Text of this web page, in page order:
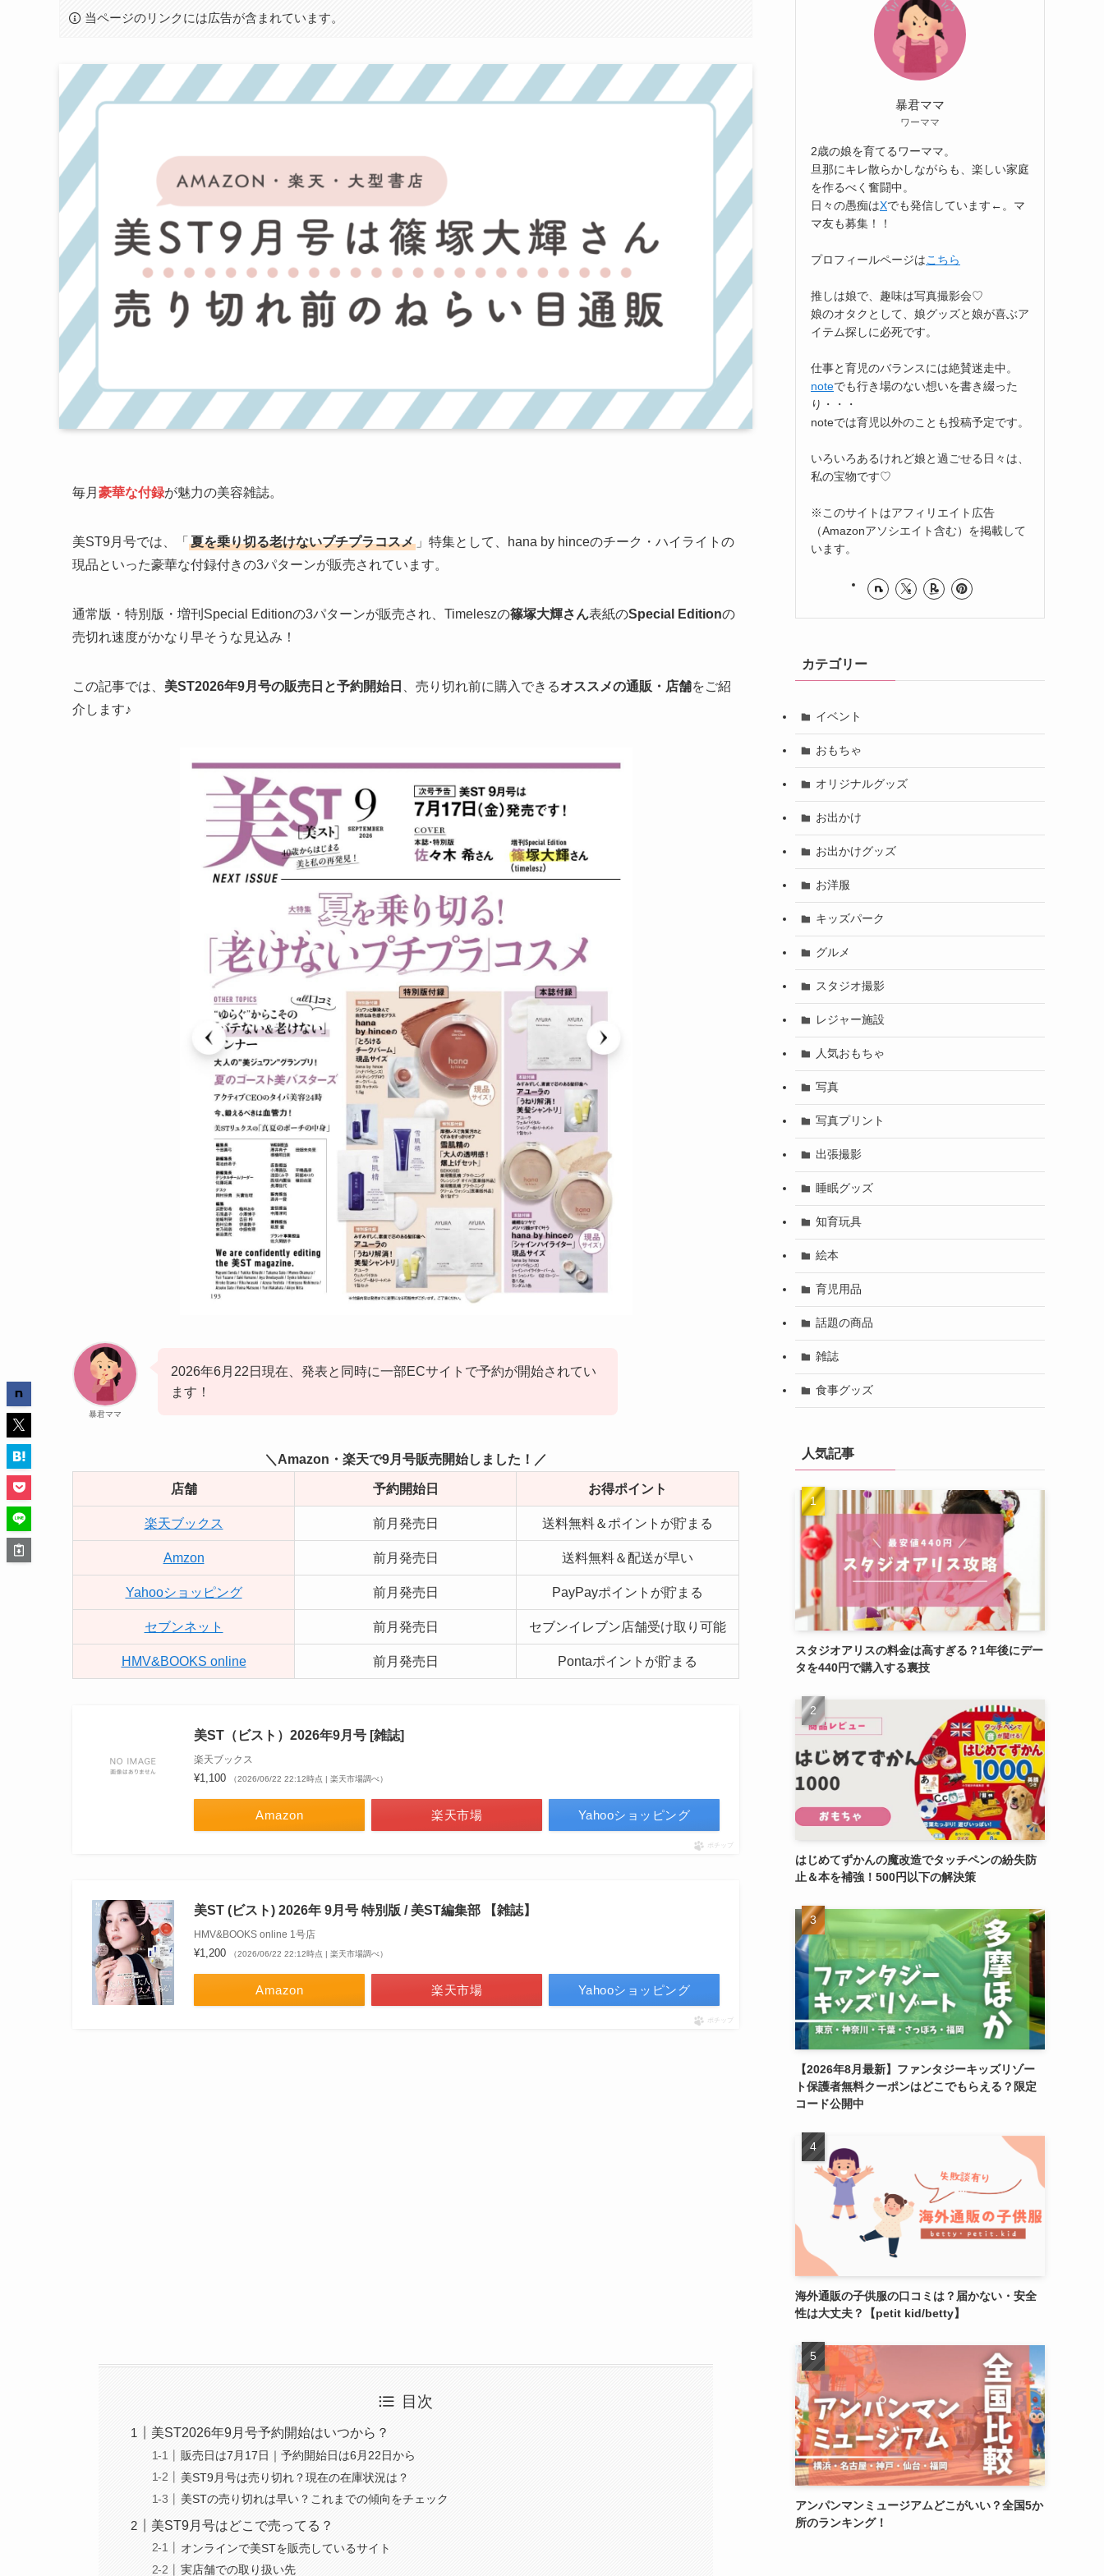
当ページのリンクには広告が含まれています。
毎月 豪華な付録が魅力の美容雑誌。
美ST9月号では、「 夏を乗り切る老けないプチプラコスメ 」特集として、hana by hinceのチーク・ハイライトの
現品といった豪華な付録付きの3パターンが販売されています。
通常版・特別版・増刊Special Editionの3パターンが販売され、Timeleszの篠塚大輝さん表紙のSpecial Editionの
売切れ速度がかなり早そうな見込み！
この記事では、 美ST2026年9月号の販売日と予約開始日 、売り切れ前に購入できるオススメの通販・店舗をご紹
介します♪
暴君ママ
2026年6月22日現在、発表と同時に一部ECサイトで予約が開始されてい
ます！
＼Amazon・楽天で9月号販売開始しました！／
店舗 予約開始日 お得ポイント
楽天ブックス 前月発売日 送料無料＆ポイントが貯まる
Amzon 前月発売日 送料無料＆配送が早い
Yahooショッピング 前月発売日 PayPayポイントが貯まる
セブンネット 前月発売日 セブンイレブン店舗受け取り可能
HMV&BOOKS online 前月発売日 Pontaポイントが貯まる
美ST（ビスト）2026年9月号 [雑誌]
楽天ブックス
¥1,100 （2026/06/22 22:12時点 | 楽天市場調べ）
Amazon 楽天市場 Yahooショッピング
ポチップ
美ST (ビスト) 2026年 9月号 特別版 / 美ST編集部 【雑誌】
HMV&BOOKS online 1号店
¥1,200 （2026/06/22 22:12時点 | 楽天市場調べ）
Amazon 楽天市場 Yahooショッピング
ポチップ
目次
美ST2026年9月号予約開始はいつから？
販売日は7月17日｜予約開始日は6月22日から
美ST9月号は売り切れ？現在の在庫状況は？
美STの売り切れは早い？これまでの傾向をチェック
美ST9月号はどこで売ってる？
オンラインで美STを販売しているサイト
実店舗での取り扱い先
暴君ママ
ワーママ
2歳の娘を育てるワーママ。
旦那にキレ散らかしながらも、楽しい家庭
を作るべく奮闘中。
日々の愚痴はXでも発信しています←。マ
マ友も募集！！
プロフィールページはこちら
推しは娘で、趣味は写真撮影会♡
娘のオタクとして、娘グッズと娘が喜ぶア
イテム探しに必死です。
仕事と育児のバランスには絶賛迷走中。
noteでも行き場のない想いを書き綴った
り・・・
noteでは育児以外のことも投稿予定です。
いろいろあるけれど娘と過ごせる日々は、
私の宝物です♡
※このサイトはアフィリエイト広告
（Amazonアソシエイト含む）を掲載して
います。
カテゴリー
イベント
おもちゃ
オリジナルグッズ
お出かけ
お出かけグッズ
お洋服
キッズパーク
グルメ
スタジオ撮影
レジャー施設
人気おもちゃ
写真
写真プリント
出張撮影
睡眠グッズ
知育玩具
絵本
育児用品
話題の商品
雑誌
食事グッズ
人気記事
スタジオアリスの料金は高すぎる？1年後にデー
タを440円で購入する裏技
はじめてずかんの魔改造でタッチペンの紛失防
止＆本を補強！500円以下の解決策
【2026年8月最新】ファンタジーキッズリゾー
ト保護者無料クーポンはどこでもらえる？限定
コード公開中
海外通販の子供服の口コミは？届かない・安全
性は大丈夫？【petit kid/betty】
アンパンマンミュージアムどこがいい？全国5か
所のランキング！